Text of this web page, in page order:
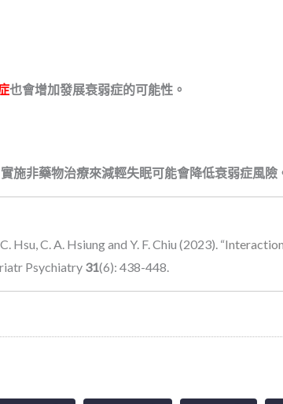
也會增加發展衰弱症的可能性。
施非藥物治療來減輕失眠可能會降低衰弱症風險
Hsu, C. A. Hsiung and Y. F. Chiu (2023). “
Psychiatry 31(6): 438-448.